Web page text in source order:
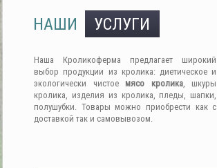
НАШИ УСЛУГИ
Наша Кроликоферма предлагает широкий
выбор продукции из кролика: диетическое и
экологически чистое мясо кролика, шкуры
кролика, изделия из кролика, пледы, шапки,
полушубки. Товары можно приобрести как с
доставкой так и самовывозом.